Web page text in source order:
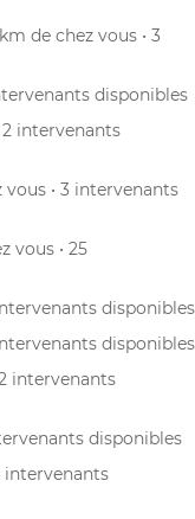
de chez vous • 3
disponibles
2 intervenants
vous • 3 intervenants
vous • 25
disponibles
disponibles
2 intervenants
disponibles
intervenants